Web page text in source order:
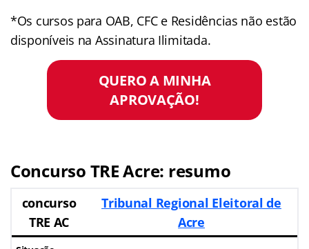
*Os cursos para OAB, CFC e Residências não estão
disponíveis na Assinatura Ilimitada.
QUERO A MINHA
APROVAÇÃO!
Concurso TRE Acre: resumo
concurso
TRE AC
Tribunal Regional Eleitoral de
Acre